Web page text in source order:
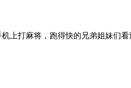
上打麻将，跑得快的兄弟姐妹们